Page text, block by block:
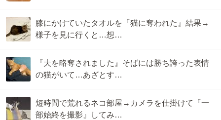
膝にかけていたタオルを『猫に奪われた』結果→
様子を見に行くと…想…
『夫を略奪されました』そばには勝ち誇った表情
の猫がいて…あざとす…
短時間で荒れるネコ部屋→カメラを仕掛けて『一
部始終を撮影』してみ…